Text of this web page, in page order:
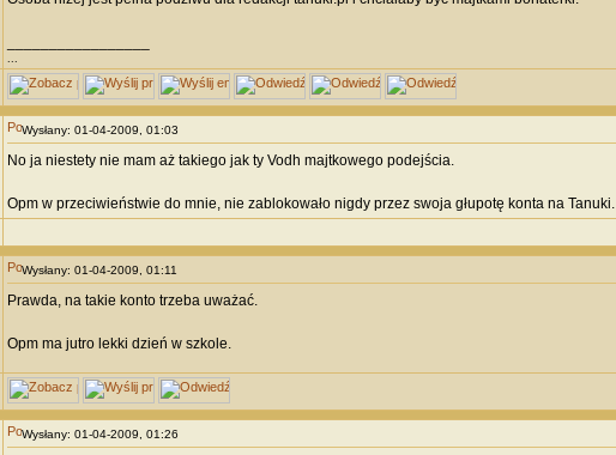
...
Wysłany: 01-04-2009, 01:03
No ja niestety nie mam aż takiego jak ty Vodh majtkowego podejścia.
Opm w przeciwieństwie do mnie, nie zablokowało nigdy przez swoja głupotę konta na Tanuki.
Wysłany: 01-04-2009, 01:11
Prawda, na takie konto trzeba uważać.
Opm ma jutro lekki dzień w szkole.
Wysłany: 01-04-2009, 01:26